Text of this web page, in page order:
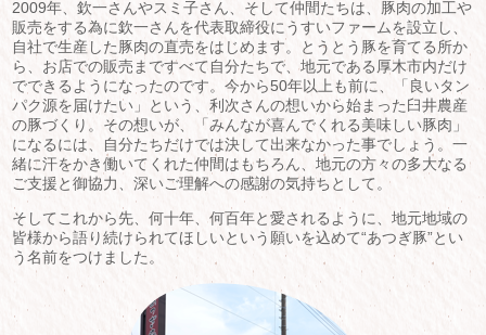
2009年、欽一さんやスミ子さん、そして仲間たちは、豚肉の加工や
販売をする為に欽一さんを代表取締役にうすいファームを設立し、
自社で生産した豚肉の直売をはじめます。とうとう豚を育てる所か
ら、お店での販売まですべて自分たちで、地元である厚木市内だけ
でできるようになったのです。今から50年以上も前に、「良いタン
パク源を届けたい」という、利次さんの想いから始まった臼井農産
の豚づくり。その想いが、「みんなが喜んでくれる美味しい豚肉」
になるには、自分たちだけでは決して出来なかった事でしょう。一
緒に汗をかき働いてくれた仲間はもちろん、地元の方々の多大なる
ご支援と御協力、深いご理解への感謝の気持ちとして。
そしてこれから先、何十年、何百年と愛されるように、地元地域の
皆様から語り続けられてほしいという願いを込めて“あつぎ豚”とい
う名前をつけました。